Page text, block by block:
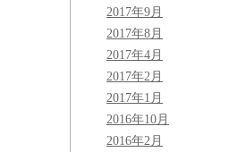
2017年9月
2017年8月
2017年4月
2017年2月
2017年1月
2016年10月
2016年2月